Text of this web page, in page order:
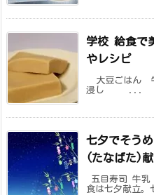
学校 給食で
やレシピ
大豆ごはん
浸し ...
七夕でそう
(たなばた)
五目寿司 牛
食は七夕献立